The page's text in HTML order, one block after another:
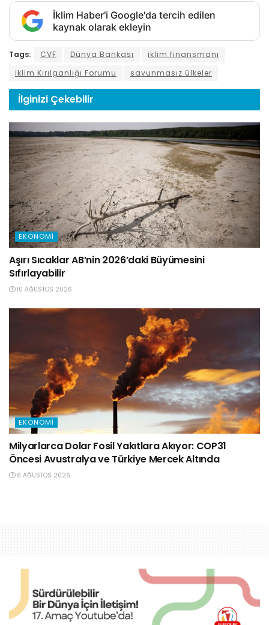
İklim Haber'i Google'da tercih edilen
kaynak olarak ekleyin
Tags: CVF Dünya Bankası
iklim finansmanı
İklim Kırılganlığı Forumu
savunmasız ülkeler
İlginizi Çekebilir
EKONOMI
Aşırı Sıcaklar AB’nin 2026’daki Büyümesini
Sıfırlayabilir
10 AĞUSTOS 2026
EKONOMI
Milyarlarca Dolar Fosil Yakıtlara Akıyor: COP31
Öncesi Avustralya ve Türkiye Mercek Altında
6 AĞUSTOS 2026